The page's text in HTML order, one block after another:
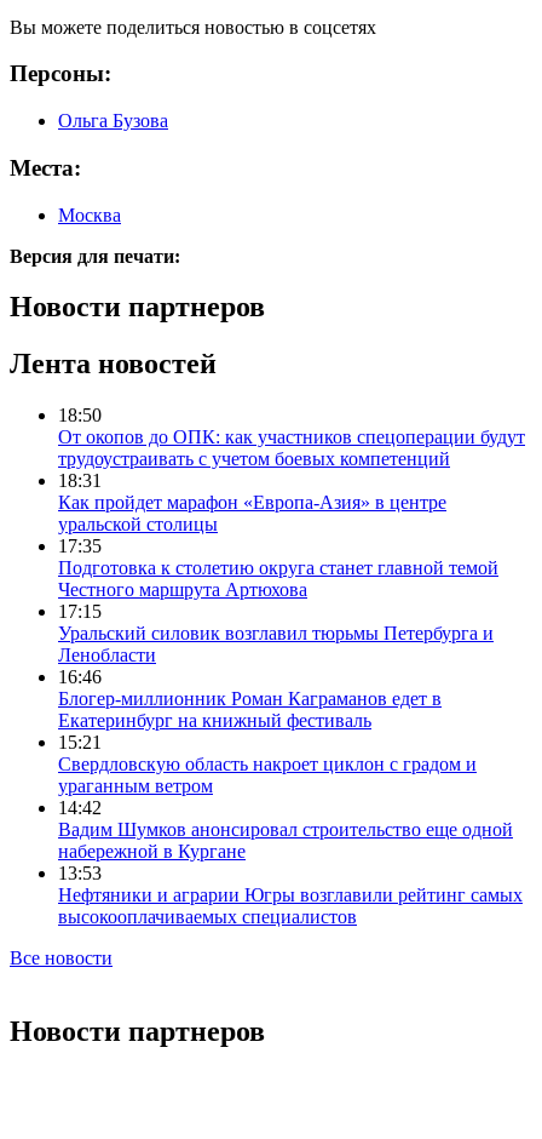
Вы можете поделиться новостью в соцсетях
Персоны:
Ольга Бузова
Места:
Москва
Версия для печати:
Новости партнеров
Лента новостей
18:50
От окопов до ОПК: как участников спецоперации будут
трудоустраивать с учетом боевых компетенций
18:31
Как пройдет марафон «Европа-Азия» в центре
уральской столицы
17:35
Подготовка к столетию округа станет главной темой
Честного маршрута Артюхова
17:15
Уральский силовик возглавил тюрьмы Петербурга и
Ленобласти
16:46
Блогер-миллионник Роман Каграманов едет в
Екатеринбург на книжный фестиваль
15:21
Свердловскую область накроет циклон с градом и
ураганным ветром
14:42
Вадим Шумков анонсировал строительство еще одной
набережной в Кургане
13:53
Нефтяники и аграрии Югры возглавили рейтинг самых
высокооплачиваемых специалистов
Все новости
Новости партнеров